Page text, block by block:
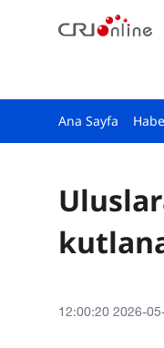
Ana Sayfa
12:00:20 2026-